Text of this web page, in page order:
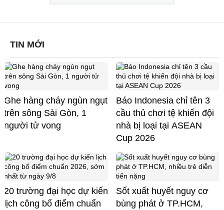
TIN MỚI
Ghe hàng cháy ngùn ngụt
trên sông Sài Gòn, 1
người tử vong
Báo Indonesia chỉ tên 3
cầu thủ chơi tệ khiến đội
nhà bị loại tại ASEAN
Cup 2026
20 trường đại học dự kiến
lịch công bố điểm chuẩn
Sốt xuất huyết nguy cơ
bùng phát ở TP.HCM,